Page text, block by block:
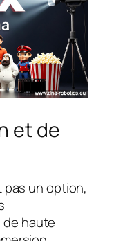
et de
pas un option,
haute